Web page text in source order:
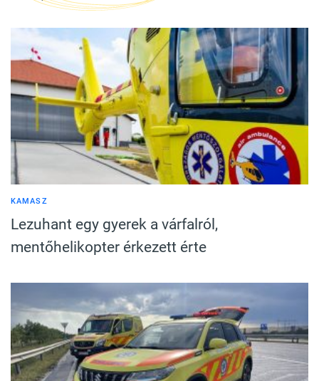
KAMASZ
Lezuhant egy gyerek a várfalról,
mentőhelikopter érkezett érte